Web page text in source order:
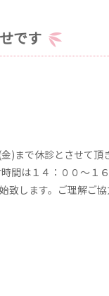
です
)まで休診とさせて
間は１４：００～１
致します。ご理解ご